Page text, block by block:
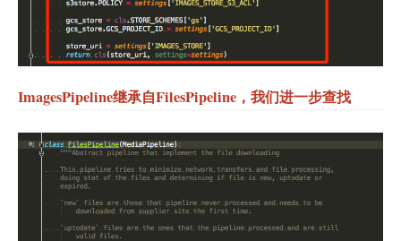
ImagesPipeline继承自FilesPipeline，我们进一步查找